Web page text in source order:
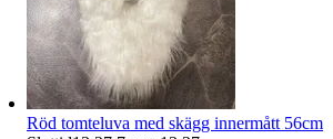
Röd tomteluva med skägg innermått 56cm